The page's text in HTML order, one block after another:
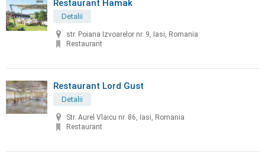
Restaurant Hamak
Detalii
str. Poiana Izvoarelor nr. 9, Iasi, Romania
Restaurant
Restaurant Lord Gust
Detalii
Str. Aurel Vlaicu nr. 86, Iasi, Romania
Restaurant